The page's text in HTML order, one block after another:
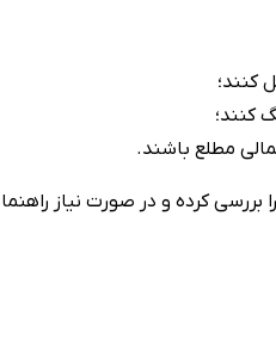
کنند؛
کنند؛
مطلع باشند.
کرده و در صورت نیاز